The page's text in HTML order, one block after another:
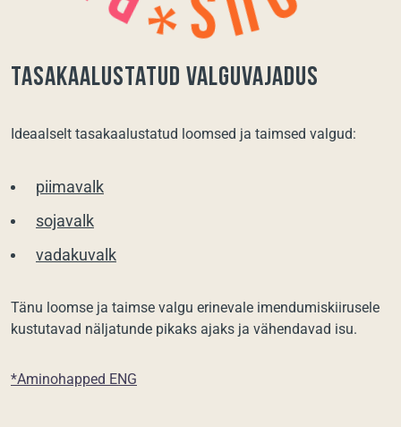
Tasakaalustatud valguvajadus
Ideaalselt tasakaalustatud loomsed ja taimsed valgud:
piimavalk
sojavalk
vadakuvalk
Tänu loomse ja taimse valgu erinevale imendumiskiirusele
kustutavad näljatunde pikaks ajaks ja vähendavad isu.
*Aminohapped ENG